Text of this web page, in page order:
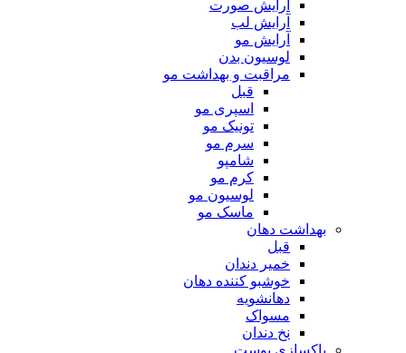
آرایش صورت
آرایش لب
آرایش مو
لوسیون بدن
مراقبت و بهداشت مو
قبل
اسپری مو
تونیک مو
سرم مو
شامپو
کرم مو
لوسیون مو
ماسک مو
بهداشت دهان
قبل
خمیر دندان
خوشبو کننده دهان
دهانشویه
مسواک
نخ دندان
پاکسازی پوست